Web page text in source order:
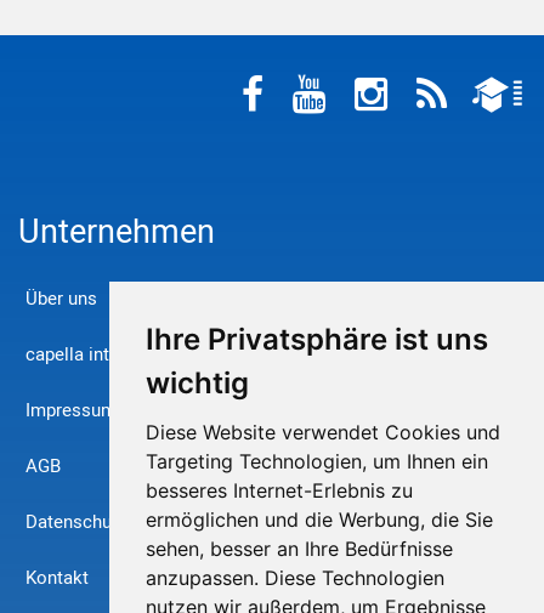
Ihre Privatsphäre ist uns
wichtig
Diese Website verwendet Cookies und
Targeting Technologien, um Ihnen ein
besseres Internet-Erlebnis zu
ermöglichen und die Werbung, die Sie
sehen, besser an Ihre Bedürfnisse
anzupassen. Diese Technologien
nutzen wir außerdem, um Ergebnisse
Unternehmen
Über uns
capella international
Impressum
AGB
Datenschutz
Kontakt